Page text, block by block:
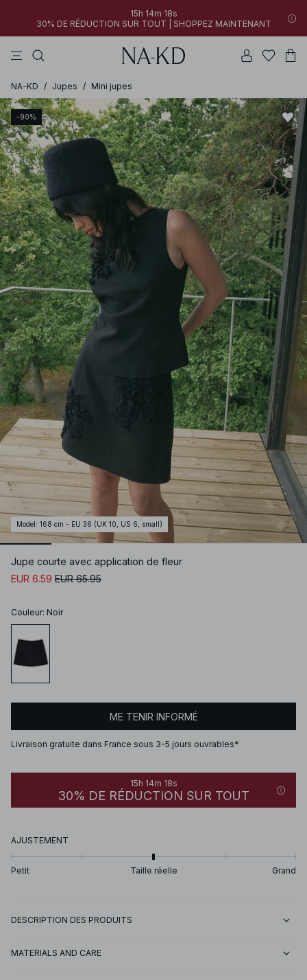
15h 14m 18s
30% DE RÉDUCTION SUR TOUT | SHOPPEZ MAINTENANT
NA-KD / Jupes / Mini jupes
-90%
Model : 168 cm - EU 36 (UK 10, US 6, small)
Jupe courte avec application de fleur
EUR 6.59 EUR 65.95
Couleur: Noir
ME TENIR INFORMÉ
Livraison gratuite dans France sous 3-5 jours ouvrables*
15h 14m 18s
30% DE RÉDUCTION SUR TOUT
AJUSTEMENT
Petit Taille réelle Grand
DESCRIPTION DES PRODUITS
MATERIALS AND CARE